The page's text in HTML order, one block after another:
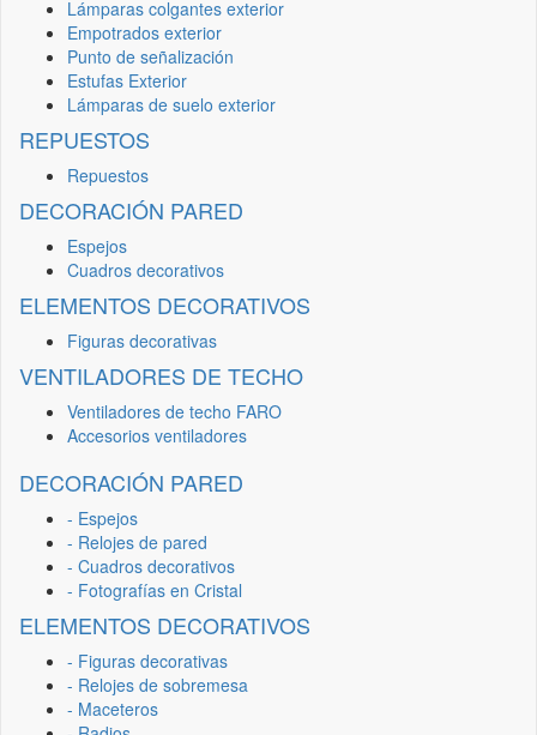
Lámparas colgantes exterior
Empotrados exterior
Punto de señalización
Estufas Exterior
Lámparas de suelo exterior
REPUESTOS
Repuestos
DECORACIÓN PARED
Espejos
Cuadros decorativos
ELEMENTOS DECORATIVOS
Figuras decorativas
VENTILADORES DE TECHO
Ventiladores de techo FARO
Accesorios ventiladores
DECORACIÓN PARED
- Espejos
- Relojes de pared
- Cuadros decorativos
- Fotografías en Cristal
ELEMENTOS DECORATIVOS
- Figuras decorativas
- Relojes de sobremesa
- Maceteros